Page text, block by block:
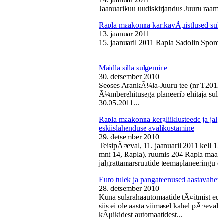
Jaanuarikuu uudiskirjandus Juuru
Rapla maakonna karikavÃµistlused
13. jaanuar 2011
15. jaanuaril 2011 Rapla Sadolin
Maidla silla sulgemine
30. detsember 2010
Seoses ArankÃ¼la-Juuru tee (nr
Ã¼mberehitusega planeerib ehitaja
30.05.2011...
Rapla maakonna kergliiklusteede ja
eskiislahenduse avalikustamine
29. detsember 2010
TeisipÃ¤eval, 11. jaanuaril 2011 kell
mnt 14, Rapla), ruumis 204 Rapla
jalgrattamarsruutide
Euro tulek ja pangateenused
28. detsember 2010
Kuna sularahaautomaatide tÃ¤itmist
siis ei ole aasta viimasel kahel
kÃµikidest automaatidest...